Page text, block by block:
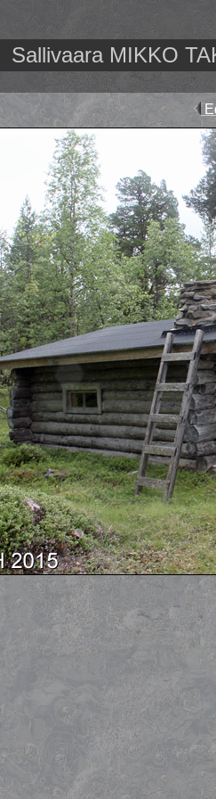
Sallivaara MIKKO